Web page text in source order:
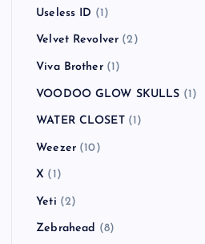
Useless ID (1)
Velvet Revolver (2)
Viva Brother(1)
VOODOO GLOW SKULLS (1)
WATER CLOSET(1)
Weezer(10)
X (1)
Yeti (2)
Zebrahead (8)